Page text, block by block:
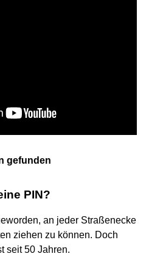
gefunden
PIN?
an jeder Straßenecke
ziehen zu können. Doch
seit 50 Jahren.